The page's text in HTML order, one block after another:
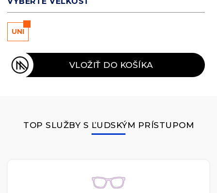
UNI
VLOŽIŤ DO KOŠÍKA
TOP SLUŽBY S ĽUDSKÝM PRÍSTUPOM